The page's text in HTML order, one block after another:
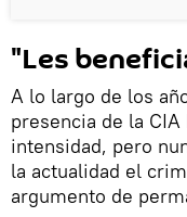
"Les
A lo largo de los
presencia de la
intensidad, pero
la actualidad el
argumento de